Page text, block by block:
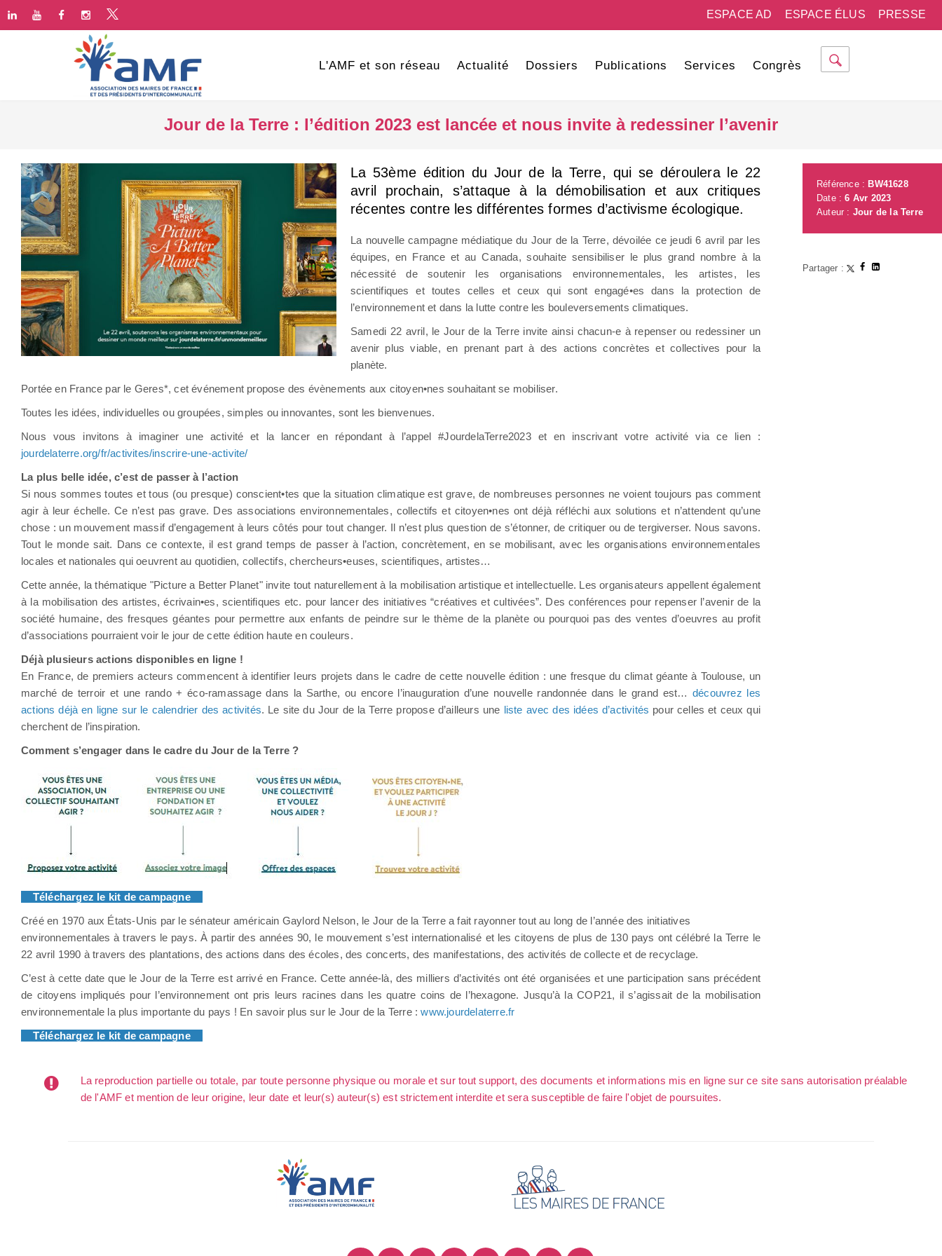
PRESSE
ESPACE ÉLUS
ESPACE AD
L'AMF et son réseau Actualité Dossiers Publications Services Congrès
Jour de la Terre : l’édition 2023 est lancée et nous invite à redessiner l’avenir
La 53ème édition du Jour de la Terre, qui se déroulera le 22
avril prochain, s’attaque à la démobilisation et aux critiques
récentes contre les différentes formes d’activisme écologique.
La nouvelle campagne médiatique du Jour de la Terre, dévoilée ce jeudi 6 avril par les
équipes, en France et au Canada, souhaite sensibiliser le plus grand nombre à la
nécessité de soutenir les organisations environnementales, les artistes, les
scientifiques et toutes celles et ceux qui sont engagé•es dans la protection de
l’environnement et dans la lutte contre les bouleversements climatiques.
Samedi 22 avril, le Jour de la Terre invite ainsi chacun-e à repenser ou redessiner un
avenir plus viable, en prenant part à des actions concrètes et collectives pour la
planète.
Portée en France par le Geres*, cet événement propose des évènements aux citoyen•nes souhaitant se mobiliser.
Toutes les idées, individuelles ou groupées, simples ou innovantes, sont les bienvenues.
Nous vous invitons à imaginer une activité et la lancer en répondant à l’appel #JourdelaTerre2023 et en inscrivant votre activité via ce lien :
jourdelaterre.org/fr/activites/inscrire-une-activite/
La plus belle idée, c’est de passer à l’action
Si nous sommes toutes et tous (ou presque) conscient•tes que la situation climatique est grave, de nombreuses personnes ne voient toujours pas comment
agir à leur échelle. Ce n’est pas grave. Des associations environnementales, collectifs et citoyen•nes ont déjà réfléchi aux solutions et n’attendent qu’une
chose : un mouvement massif d’engagement à leurs côtés pour tout changer. Il n’est plus question de s’étonner, de critiquer ou de tergiverser. Nous savons.
Tout le monde sait. Dans ce contexte, il est grand temps de passer à l’action, concrètement, en se mobilisant, avec les organisations environnementales
locales et nationales qui oeuvrent au quotidien, collectifs, chercheurs•euses, scientifiques, artistes…
Cette année, la thématique "Picture a Better Planet" invite tout naturellement à la mobilisation artistique et intellectuelle. Les organisateurs appellent également
à la mobilisation des artistes, écrivain•es, scientifiques etc. pour lancer des initiatives “créatives et cultivées”. Des conférences pour repenser l’avenir de la
société humaine, des fresques géantes pour permettre aux enfants de peindre sur le thème de la planète ou pourquoi pas des ventes d’oeuvres au profit
d’associations pourraient voir le jour de cette édition haute en couleurs.
Déjà plusieurs actions disponibles en ligne !
En France, de premiers acteurs commencent à identifier leurs projets dans le cadre de cette nouvelle édition : une fresque du climat géante à Toulouse, un
marché de terroir et une rando + éco-ramassage dans la Sarthe, ou encore l’inauguration d’une nouvelle randonnée dans le grand est…découvrez les
actions déjà en ligne sur le calendrier des activités. Le site du Jour de la Terre propose d’ailleurs une liste avec des idées d’activités pour celles et ceux qui
cherchent de l’inspiration.
Comment s’engager dans le cadre du Jour de la Terre ?
Téléchargez le kit de campagne
Créé en 1970 aux États-Unis par le sénateur américain Gaylord Nelson, le Jour de la Terre a fait rayonner tout au long de l’année des initiatives
environnementales à travers le pays. À partir des années 90, le mouvement s’est internationalisé et les citoyens de plus de 130 pays ont célébré la Terre le
22 avril 1990 à travers des plantations, des actions dans des écoles, des concerts, des manifestations, des activités de collecte et de recyclage.
C’est à cette date que le Jour de la Terre est arrivé en France. Cette année-là, des milliers d’activités ont été organisées et une participation sans précédent
de citoyens impliqués pour l’environnement ont pris leurs racines dans les quatre coins de l’hexagone. Jusqu’à la COP21, il s’agissait de la mobilisation
environnementale la plus importante du pays ! En savoir plus sur le Jour de la Terre :www.jourdelaterre.fr
Téléchargez le kit de campagne
Référence : BW41628
Date :6 Avr 2023
Auteur : Jour de la Terre
Partager :
La reproduction partielle ou totale, par toute personne physique ou morale et sur tout support, des documents et informations mis en ligne sur ce site sans autorisation préalable
de l'AMF et mention de leur origine, leur date et leur(s) auteur(s) est strictement interdite et sera susceptible de faire l'objet de poursuites.